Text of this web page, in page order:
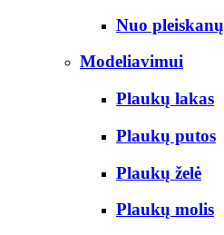
Nuo pleiskanų
Modeliavimui
Plaukų lakas
Plaukų putos
Plaukų želė
Plaukų molis